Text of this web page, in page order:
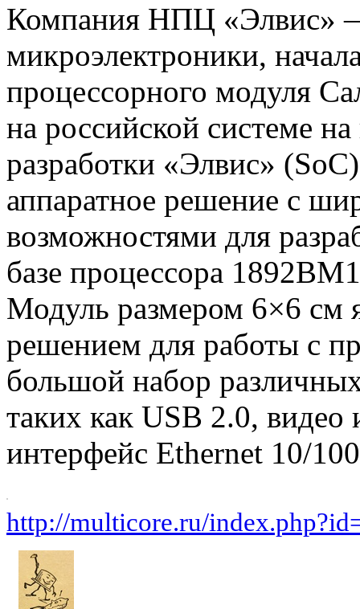
Компания НПЦ «Элвис»
микроэлектроники,
процессорного модуля
на российской системе
разработки «Элвис»
аппаратное решение с
возможностями для
базе процессора
Модуль размером 6×6 см
решением для работы с
большой набор
таких как USB 2.0,
интерфейс Ethernet 10/
http://multicore.ru/